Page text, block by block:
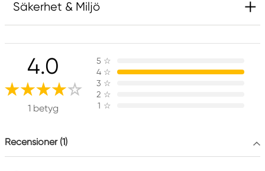
Säkerhet & Miljö
Ansvarig EU
Faber-Castell
Faber-Castell Ag
Nürnberger Straße 2
90546 Stein, Germany
4.0
1 betyg
5 ☆
4 ☆
3 ☆
2 ☆
1 ☆
Recensioner (1)